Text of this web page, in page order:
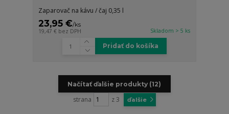
Zaparovač na kávu / čaj 0,35 l
23,95 €/ks
19,47 € bez DPH Skladom > 5 ks
Pridať do košíka
Načítať ďalšie produkty (12)
strana z 3 ďalšie